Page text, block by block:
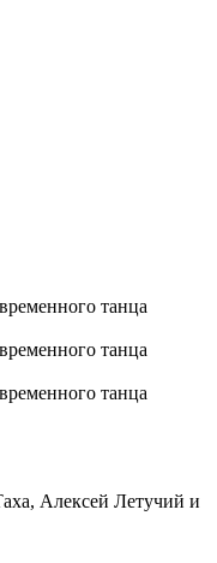
Алексей Летучий и